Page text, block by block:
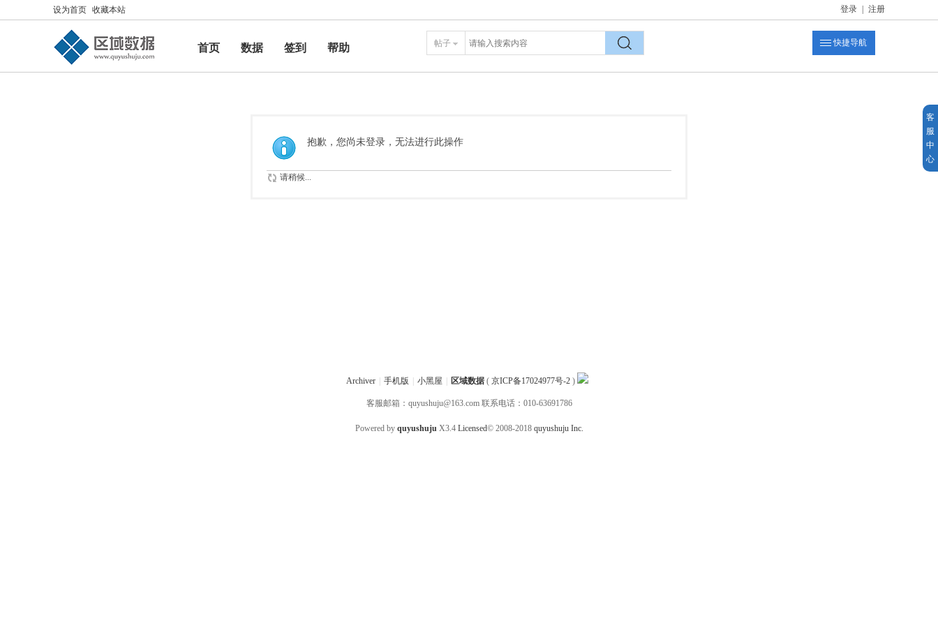
设为首页 收藏本站 登录 注册
首页 数据 签到
帮助
帮助
帖子
快捷导航
抱歉，您尚未登录，无法进行此操作
请稍候...
客
服
中
心
Archiver 手机版 小黑屋 区域数据( 京ICP备17024977号-2)
客服邮箱：quyushuju@163.com 联系电话：010-63691786
Powered by quyushuju X3.4 Licensed© 2008-2018 quyushuju Inc.